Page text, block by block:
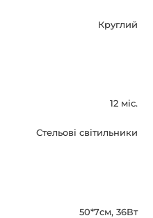
Круглий
12 міс.
Стельові світильники
50*7см, 36Вт